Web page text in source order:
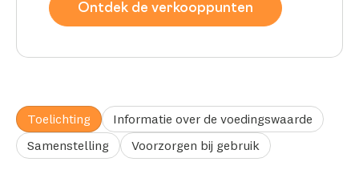
Ontdek de verkooppunten
Toelichting
Informatie over de voedingswaarde
Samenstelling
Voorzorgen bij gebruik